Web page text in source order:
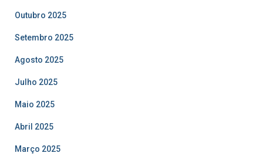
Outubro 2025
Setembro 2025
Agosto 2025
Julho 2025
Maio 2025
Abril 2025
Março 2025